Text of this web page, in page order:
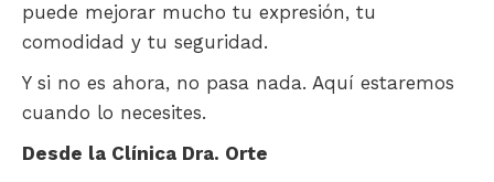
puede mejorar mucho tu expresión, tu
comodidad y tu seguridad.
Y si no es ahora, no pasa nada. Aquí estaremos
cuando lo necesites.
Desde la Clínica Dra. Orte